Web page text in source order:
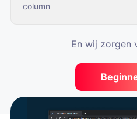
column
En wij zorgen